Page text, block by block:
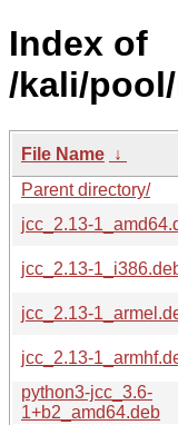
Index of
/kali/
File Name ↓
Parent directory/
jcc_2.13-
jcc_2.13-
jcc_2.13-
jcc_2.13-
python3-jcc_3.6-
1+b2_amd64.deb